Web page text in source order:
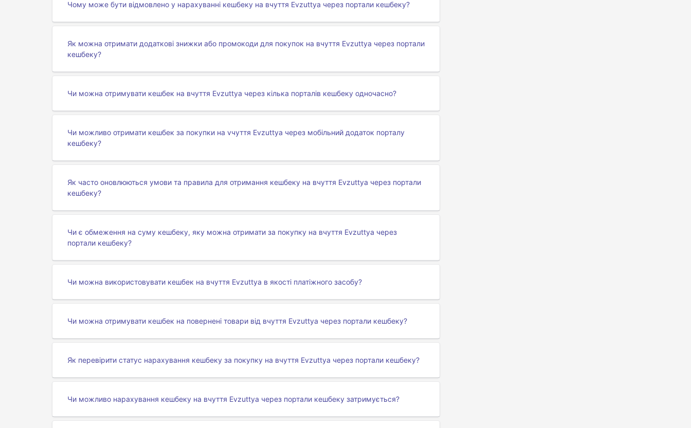
Чому може бути відмовлено у нарахуванні кешбеку на вчуття Evzuttya через портали кешбеку?
Як можна отримати додаткові знижки або промокоди для покупок на вчуття Evzuttya через портали
кешбеку?
Чи можна отримувати кешбек на вчуття Evzuttya через кілька порталів кешбеку одночасно?
Чи можливо отримати кешбек за покупки на vчуття Evzuttya через мобільний додаток порталу
кешбеку?
Як часто оновлюються умови та правила для отримання кешбеку на вчуття Evzuttya через портали
кешбеку?
Чи є обмеження на суму кешбеку, яку можна отримати за покупку на вчуття Evzuttya через
портали кешбеку?
Чи можна використовувати кешбек на вчуття Evzuttya в якості платіжного засобу?
Чи можна отримувати кешбек на повернені товари від вчуття Evzuttya через портали кешбеку?
Як перевірити статус нарахування кешбеку за покупку на вчуття Evzuttya через портали кешбеку?
Чи можливо нарахування кешбеку на вчуття Evzuttya через портали кешбеку затримується?